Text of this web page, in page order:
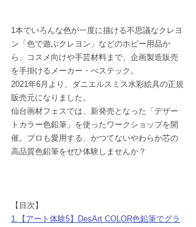
1本でいろんな色が一度に描ける不思議なクレヨ
ン「色で遊ぶクレヨン」などのホビー用品か
ら、コスメ向けや手芸材料まで、企画製造販売
を手掛けるメーカー・べステック。
2021年6月より、ダニエルスミス水彩絵具の正規
販売元になりました。
仙台画材フェスでは、新発売となった「デザー
トカラー色鉛筆」を使ったワークショップを開
催。プロも愛用する、かつてないやわらか芯の
高品質色鉛筆をぜひ体験しませんか？
【目次】
1.【アート体験5】DesArt COLOR色鉛筆でグラ